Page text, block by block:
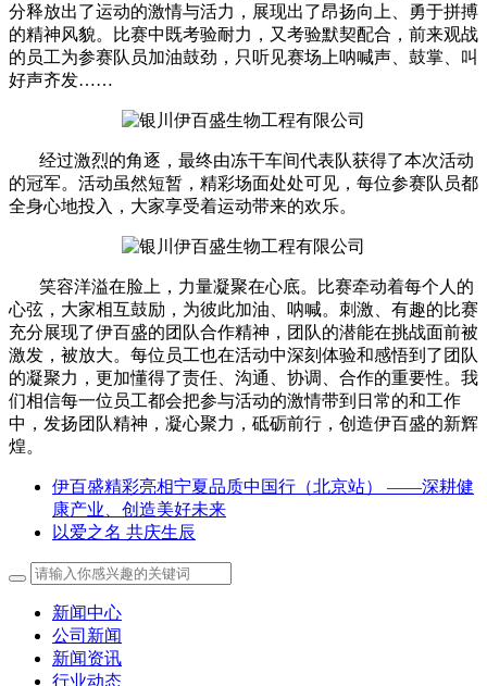
分释放出了运动的激情与活力，展现出了昂扬向上、勇于拼搏
的精神风貌。比赛中既考验耐力，又考验默契配合，前来观战
的员工为参赛队员加油鼓劲，只听见赛场上呐喊声、鼓掌、叫
好声齐发……
经过激烈的角逐，最终由冻干车间代表队获得了本次活动
的冠军。活动虽然短暂，精彩场面处处可见，每位参赛队员都
全身心地投入，大家享受着运动带来的欢乐。
笑容洋溢在脸上，力量凝聚在心底。比赛牵动着每个人的
心弦，大家相互鼓励，为彼此加油、呐喊。刺激、有趣的比赛
充分展现了伊百盛的团队合作精神，团队的潜能在挑战面前被
激发，被放大。每位员工也在活动中深刻体验和感悟到了团队
的凝聚力，更加懂得了责任、沟通、协调、合作的重要性。我
们相信每一位员工都会把参与活动的激情带到日常的和工作
中，发扬团队精神，凝心聚力，砥砺前行，创造伊百盛的新辉
煌。
伊百盛精彩亮相宁夏品质中国行（北京站） ——深耕健
康产业、创造美好未来
以爱之名 共庆生辰
新闻中心
公司新闻
新闻资讯
行业动态